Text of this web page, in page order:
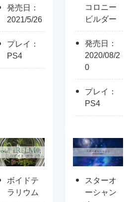
発売日：
2021/5/26
プレイ：
PS4
コロニー
ビルダー
発売日：
2020/08/2
0
プレイ：
PS4
ボイドテ
ラリウム
スターオ
ーシャン